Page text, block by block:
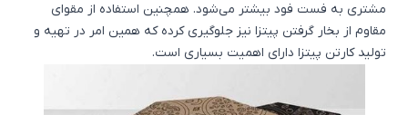
مشتری به فست فود بیشتر می‌شود. همچنین استفاده از مقوای
مقاوم از بخار گرفتن پیتزا نیز جلوگیری کرده که همین امر در تهیه و
تولید کارتن پیتزا دارای اهمیت بسیاری است.